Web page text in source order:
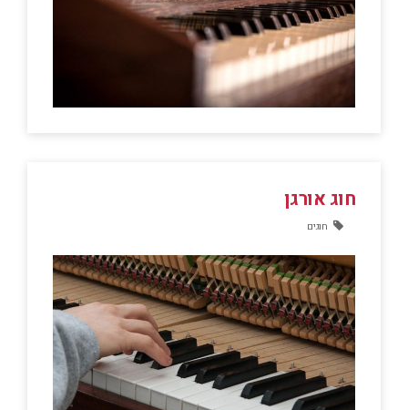
חוג אורגן
חוגים